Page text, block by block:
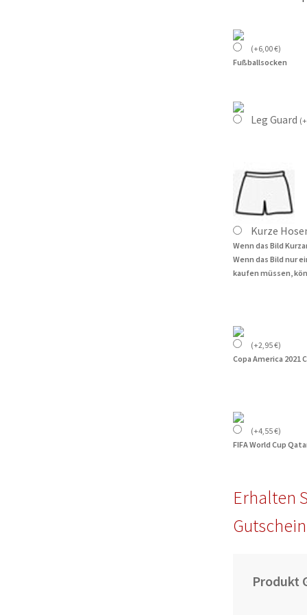
(+6,00€)
Fußballsocken
Leg Guard (+
Kurze
Wenn das Bild
Wenn das Bild nur
kaufen müssen,
(+2,95€)
Copa America 2021
(+4,55€)
FIFA World Cup
Erhalten
Produkt